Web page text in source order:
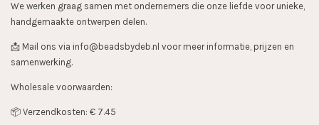
We werken graag samen met ondernemers die onze liefde voor unieke,
handgemaakte ontwerpen delen.
📩 Mail ons via info@beadsbydeb.nl voor meer informatie, prijzen en
samenwerking.
Wholesale voorwaarden:
📦 Verzendkosten: € 7.45